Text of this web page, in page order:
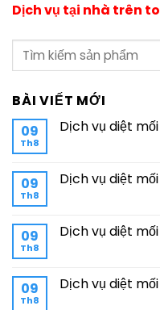
Dịch vụ tại nhà trên
BÀI VIẾT MỚI
09
Th8
Dịch vụ diệt
09
Th8
Dịch vụ diệt
09
Th8
Dịch vụ diệt
09
Th8
Dịch vụ diệt